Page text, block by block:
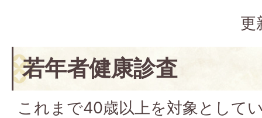
更
若年者健康診査
これまで40歳以上を対象として